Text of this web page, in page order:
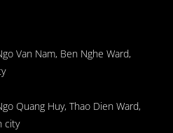
Van Nam, Ben Nghe Ward,
Quang Huy, Thao Dien Ward,
city